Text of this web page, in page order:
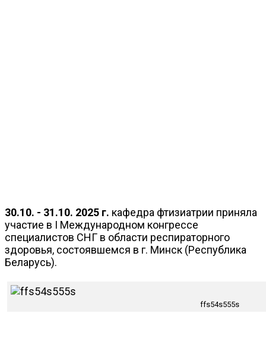
30.10. - 31.10. 2025 г. кафедра фтизиатрии приняла
участие в I Международном конгрессе
специалистов СНГ в области респираторного
здоровья, состоявшемся в г. Минск (Республика
Беларусь).
ffs54s555s